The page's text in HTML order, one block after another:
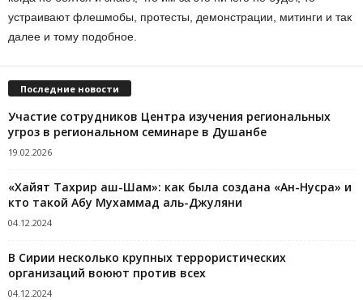
устраивают флешмобы, протесты, демонстрации, митинги и так
далее и тому подобное.
Последние новости
Участие сотрудников Центра изучения региональных
угроз в региональном семинаре в Душанбе
19.02.2026
«Хайят Тахрир аш-Шам»: как была создана «Ан-Нусра» и
кто такой Абу Мухаммад аль-Джуляни
04.12.2024
В Сирии несколько крупных террористических
организаций воюют против всех
04.12.2024